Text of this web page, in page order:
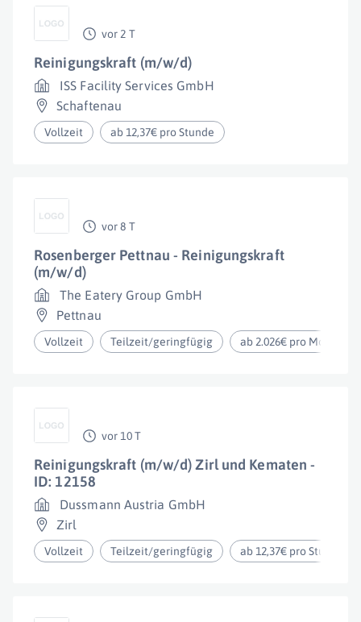
vor 2 T
Reinigungskraft (m/w/d)
ISS Facility Services GmbH
Schaftenau
Vollzeit ab 12,37€ pro Stunde
vor 8 T
Rosenberger Pettnau - Reinigungskraft
(m/w/d)
The Eatery Group GmbH
Pettnau
Vollzeit Teilzeit/geringfügig ab 2.026€ pro Monat
vor 10 T
Reinigungskraft (m/w/d) Zirl und Kematen -
ID: 12158
Dussmann Austria GmbH
Zirl
Vollzeit Teilzeit/geringfügig ab 12,37€ pro Stunde